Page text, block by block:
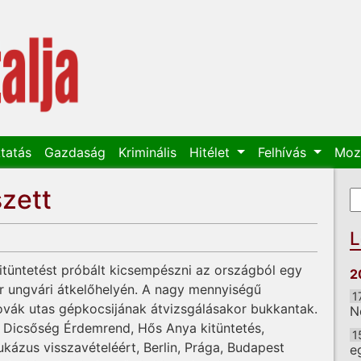
Gazdaság Kriminális Hitélet Felhívás
próbált kicsempészni az országból egy
átkelőhelyén. A nagy mennyiségű
utas gépkocsijának átvizsgálásakor bukkantak.
Érdemrend, Hős Anya kitüntetés,
visszavételéért, Berlin, Prága, Budapest